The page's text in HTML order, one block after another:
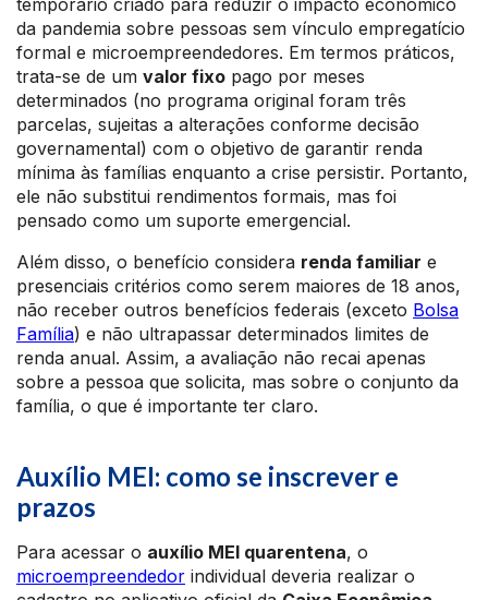
temporário criado para reduzir o impacto econômico
da pandemia sobre pessoas sem vínculo empregatício
formal e microempreendedores. Em termos práticos,
trata-se de um valor fixo pago por meses
determinados (no programa original foram três
parcelas, sujeitas a alterações conforme decisão
governamental) com o objetivo de garantir renda
mínima às famílias enquanto a crise persistir. Portanto,
ele não substitui rendimentos formais, mas foi
pensado como um suporte emergencial.
Além disso, o benefício considera renda familiar e
presenciais critérios como serem maiores de 18 anos,
não receber outros benefícios federais (exceto Bolsa
Família) e não ultrapassar determinados limites de
renda anual. Assim, a avaliação não recai apenas
sobre a pessoa que solicita, mas sobre o conjunto da
família, o que é importante ter claro.
Auxílio MEI: como se inscrever e
prazos
Para acessar o auxílio MEI quarentena, o
microempreendedor individual deveria realizar o